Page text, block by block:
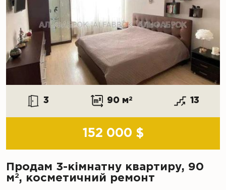
3 90 м2 13
152 000 $
Продам 3-кімнатну квартиру, 90
м2, косметичний ремонт